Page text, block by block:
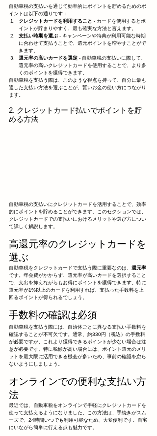
自動車税の支払いを通じて効率的にポイントを貯めるためのポ
イントは以下の通りです：
クレジットカードを利用すること - カードを使用するとポ
イントが貯まりやすく、最も確実な方法と言えます。
支払い時期を選ぶ - キャンペーンや特典が利用可能な時期
に合わせて支払うことで、還元ポイントを増やすことがで
きます。
還元率の高いカードを選定 - 自動車税の支払いに際して、
還元率の高いクレジットカードを使用することで、より多
くのポイントを獲得できます。
自動車税を支払う際は、このような視点を持って、自分に最も
適した支払い方法を選ぶことが、賢いお金の使い方につながり
ます。
2. クレジットカード払いでポイントを貯
める方法
自動車税の支払いにクレジットカードを活用することで、効率
的にポイントを貯めることができます。このセクションでは、
クレジットカードでの支払いにおけるメリットや選び方につい
て詳しく解説します。
高還元率のクレジットカードを
選ぶ
自動車税をクレジットカードで支払う際に重要なのは、 還元率
です。年会費がかからず、還元率が高いカードを選択すること
で、支出を抑えながらもお得にポイントを獲得できます。特に
還元率が1%以上のカードを利用すれば、支払った手数料を上
回るポイントが得られるでしょう。
手数料の確認は必須
自動車税を支払う際には、自治体ごとに異なる支払い手数料を
確認することが不可欠です。通常、約330円（税込）の手数料
が必要ですが、これより獲得できるポイントが少ない場合は注
意が必要です。特に税額が高い場合には、ポイント還元のメリ
ットを最大限に活用できる機会が多いため、事前の確認を怠ら
ないようにしましょう。
オンラインでの便利な支払い方
法
最近では、自動車税をオンラインで手軽にクレジットカードを
使って支払えるようになりました。この方法は、手続きがスム
ーズで、24時間いつでも利用可能なため、大変便利です。自宅
にいながら簡単に行える点も魅力です。